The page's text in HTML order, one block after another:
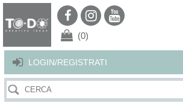
Per offrirti il miglior servizio possibile questo
Continuando la navigazione nel sito autorizzi l’uso
LOGIN/REGISTRATI
(0)